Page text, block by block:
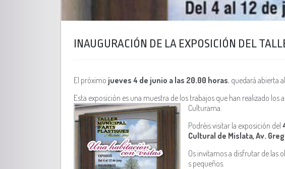
INAUGURACIÓN DE LA EXPOSICIÓN DEL
El próximo jueves 4 de junio a las 20.00 horas, quedará abierta
Esta exposición es una muestra de los trabajos que han realizado
Culturama.
Podréis visitar la exposición del
Cultural de Mislata, Av.
Os invitamos a disfrutar de las
s pequeños.